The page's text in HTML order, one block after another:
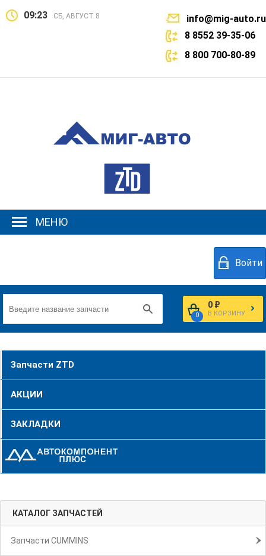
09:23 СБ, АВГУСТ 8
info@mig-auto.ru
8 8552 39-35-06
8 800 700-80-89
МЕНЮ
Войти
0
0 ₽
В КОРЗИНУ
Запчасти ZTD
АКЦИИ
ЗАКЛАДКИ
КАТАЛОГ ЗАПЧАСТЕЙ
Запчасти CUMMINS